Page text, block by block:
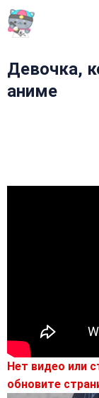
Девочка,
аниме
Нет видео или
обновите